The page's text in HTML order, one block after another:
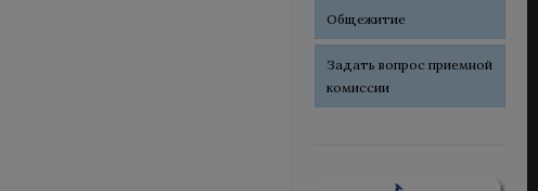
Общежитие
Задать вопрос приемной
комиссии